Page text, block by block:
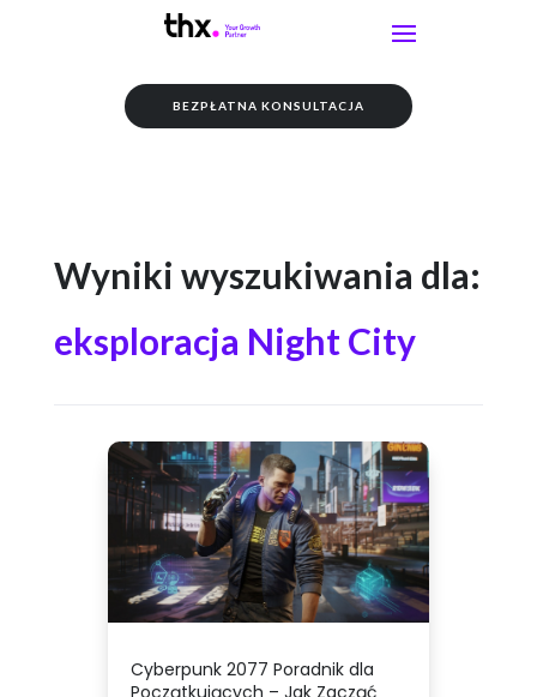
BEZPŁATNA KONSULTACJA
Wyniki wyszukiwania dla:
eksploracja Night City
Cyberpunk 2077 Poradnik dla
Początkujących – Jak Zacząć